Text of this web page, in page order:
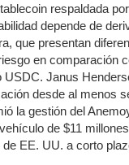
respaldada
depende de
que presentan
en comparación
USDC. Janus
desde al menos
la gestión del
de $11
EE. UU. a corto